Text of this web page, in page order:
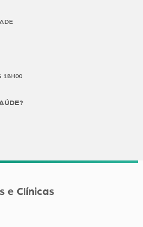
18H00
e Clínicas